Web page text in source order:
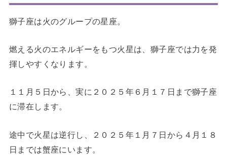
獅子座は火のグループの星座。
燃える火のエネルギーをもつ火星は、獅子座では力を発
揮しやすくなります。
１１月５日から、実に２０２５年６月１７日まで獅子座
に滞在します。
途中で火星は逆行し、２０２５年１月７日から４月１８
日までは蟹座にいます。